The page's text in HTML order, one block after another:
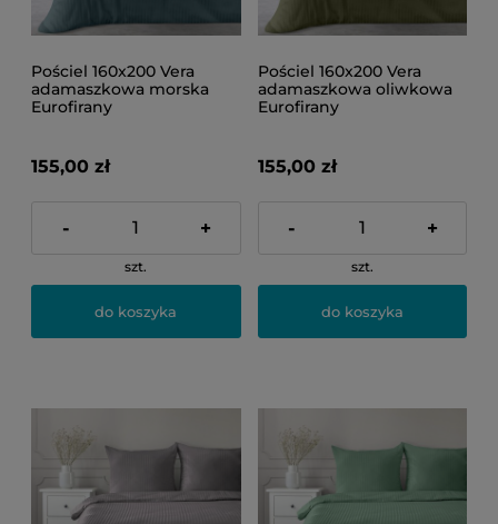
Pościel 160x200 Vera
adamaszkowa morska
Eurofirany
155,00 zł
- +
szt.
do koszyka
Pościel 160x200 Vera
adamaszkowa oliwkowa
Eurofirany
155,00 zł
- +
szt.
do koszyka